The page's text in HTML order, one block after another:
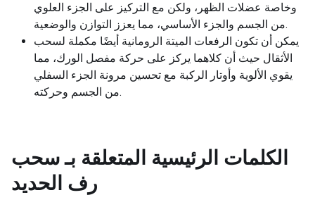
وخاصة عضلات الظهر، ولكن مع التركيز على الجزء العلوي
من الجسم والجزء الأساسي، مما يعزز التوازن والوضعية.
يمكن أن تكون الرفعات الميتة الرومانية أيضًا مكملة لسحب
الأثقال حيث أن كلاهما يركز على حركة مفصل الورك، مما
يقوي الألوية وأوتار الركبة مع تحسين مرونة الجزء السفلي
من الجسم وحركته.
الكلمات الرئيسية المتعلقة بـ سحب
رف الحديد